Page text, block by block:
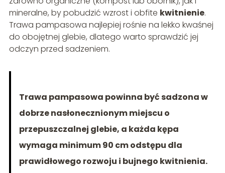
mineralne, by pobudzić wzrost i obfite kwitnienie.
Trawa pampasowa najlepiej rośnie na lekko kwaśnej
do obojętnej glebie, dlatego warto sprawdzić jej
odczyn przed sadzeniem.
Trawa pampasowa powinna być sadzona w
dobrze nasłonecznionym miejscu o
przepuszczalnej glebie, a każda kępa
wymaga minimum 90 cm odstępu dla
prawidłowego rozwoju i bujnego kwitnienia.